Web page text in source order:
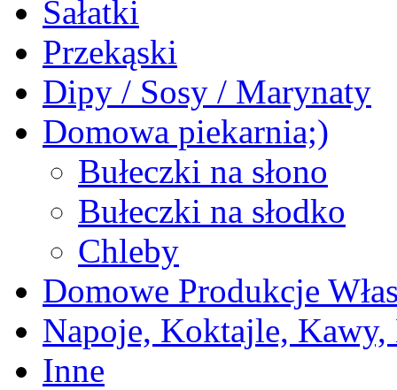
Sałatki
Przekąski
Dipy / Sosy / Marynaty
Domowa piekarnia;)
Bułeczki na słono
Bułeczki na słodko
Chleby
Domowe Produkcje
Napoje, Koktajle, Kawy,
Inne